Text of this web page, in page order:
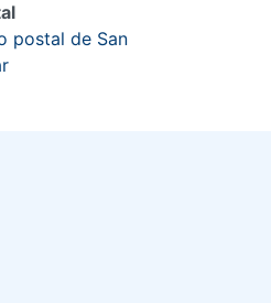
postal de San